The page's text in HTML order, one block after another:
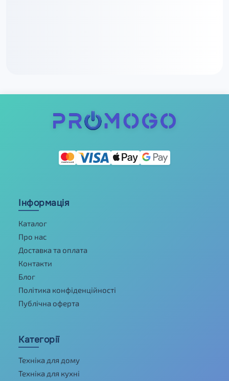
Інформація
Каталог
Про нас
Доставка та оплата
Контакти
Блог
Політика конфіденційності
Публічна оферта
Категорії
Техніка для дому
Техніка для кухні